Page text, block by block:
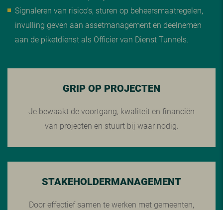
Signaleren van risico’s, sturen op beheersmaatregelen,
invulling geven aan assetmanagement en deelnemen
aan de piketdienst als Officier van Dienst Tunnels.
GRIP OP PROJECTEN
Je bewaakt de voortgang, kwaliteit en financiën
van projecten en stuurt bij waar nodig.
STAKEHOLDERMANAGEMENT
Door effectief samen te werken met gemeenten,